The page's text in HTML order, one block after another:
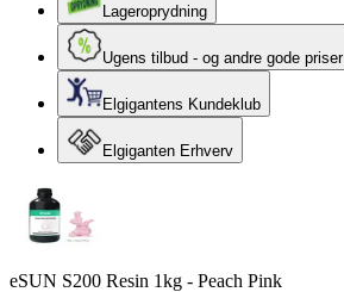
Lageroprydning
Ugens tilbud - og andre gode priser
Elgigantens Kundeklub
Elgiganten Erhverv
eSUN S200 Resin 1kg - Peach Pink